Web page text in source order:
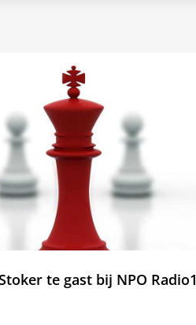
te gast bij NPO Radio1